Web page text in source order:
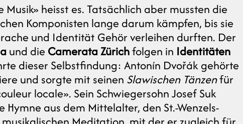
heisst es. Tatsächlich aber mussten die
Komponisten lange darum kämpfen, bis sie
und Identität Gehör verleihen durften. Der
und die Camerata Zürichfolgen in Identitäten
dieser Selbstfindung: Antonín Dvořák gehörte
und sorgte mit seinen Slawischen Tänzenfür
locale». Sein Schwiegersohn Josef Suk
aus dem Mittelalter, den St.-Wenzels-